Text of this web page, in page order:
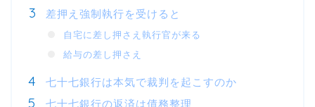
差押え強制執行を受けると
自宅に差し押さえ執行官が来る
給与の差し押さえ
七十七銀行は本気で裁判を起こすのか
七十七銀行の返済は債務整理